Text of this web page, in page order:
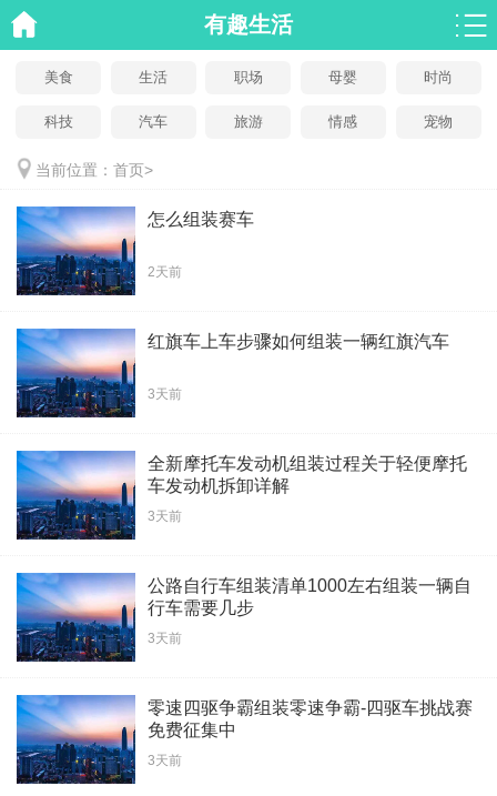
有趣生活
美食 生活 职场 母婴 时尚
科技 汽车 旅游 情感 宠物
当前位置： 首页>
怎么组装赛车
2天前
红旗车上车步骤如何组装一辆红旗汽车
3天前
全新摩托车发动机组装过程关于轻便摩托
车发动机拆卸详解
3天前
公路自行车组装清单1000左右组装一辆自
行车需要几步
3天前
零速四驱争霸组装零速争霸-四驱车挑战赛
免费征集中
3天前